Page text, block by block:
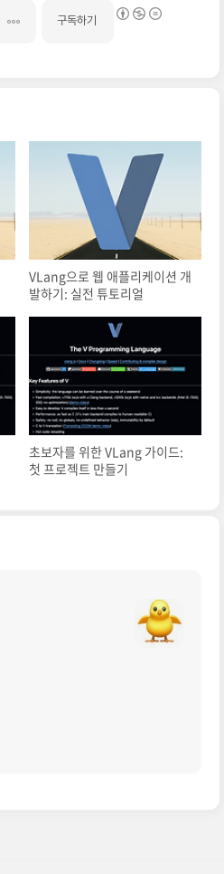
구독하기
VLang으로 웹 애플리케이션 개
발하기: 실전 튜토리얼
초보자를 위한 VLang 가이드:
첫 프로젝트 만들기